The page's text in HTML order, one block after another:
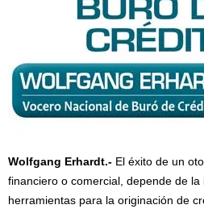
Wolfgang Erhardt.- El éxito de un
financiero o comercial, depende de
herramientas para la originación de